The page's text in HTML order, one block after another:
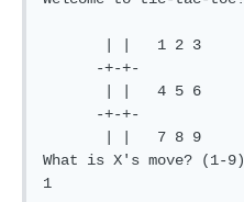
What is X's move? (1-9)
1